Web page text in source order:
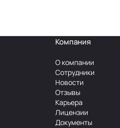
Компания
О компании
Сотрудники
Новости
Отзывы
Карьера
Лицензии
Документы